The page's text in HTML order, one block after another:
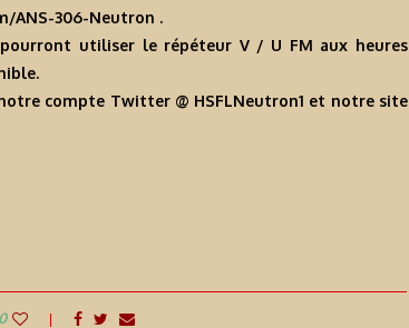
ANS-306-Neutron .
utiliser le répéteur V / U FM aux heures
compte Twitter @ HSFLNeutron1 et notre site
0